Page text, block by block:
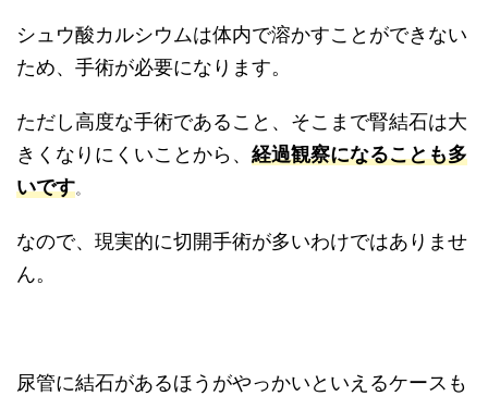
シュウ酸カルシウムは体内で溶かすことができない
ため、手術が必要になります。
ただし高度な手術であること、そこまで腎結石は大
きくなりにくいことから、 経過観察になることも多
いです。
なので、現実的に切開手術が多いわけではありませ
ん。
尿管に結石があるほうがやっかいといえるケースも